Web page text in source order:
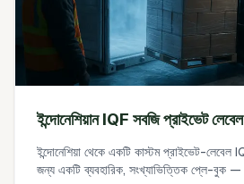
ইন্দোনেশিয়ান IQF সবজি প্রাইভেট
ইন্দোনেশিয়া থেকে একটি কাস্টম প্রাইভেট-লেবেল
জন্য একটি ব্যবহারিক, সংখ্যাভিত্তিক প্লে-বুক